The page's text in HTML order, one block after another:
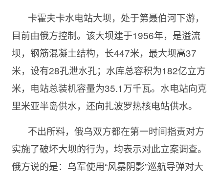
卡霍夫卡水电站大坝，处于第聂伯河下游，
目前由俄方控制。该大坝建于1956年，是溢流
坝，钢筋混凝土结构，长447米，最大坝高37
米，设有28孔泄水孔；水库总容积为182亿立方
米，电站总装机容量为35.1万千瓦。水电站向克
里米亚半岛供水，还向扎波罗热核电站供水。
不出所料，俄乌双方都在第一时间指责对方
实施了破坏大坝的行为，均表示对此立案调查。
俄方说的是：乌军使用“风暴阴影”巡航导弹对大